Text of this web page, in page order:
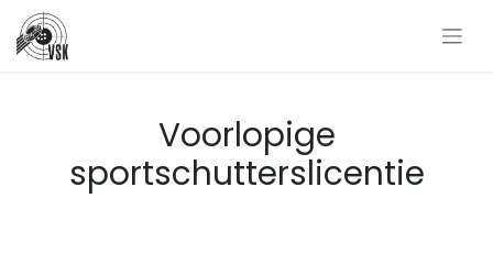
Voorlopige
sportschutterslicentie